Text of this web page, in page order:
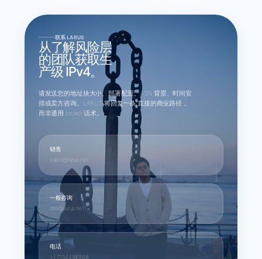
联系 LARUS
从了解风险层
的团队获取生
产级 IPv4。
请发送您的地址块大小、部署配置、ASN 背景、时间安
排或卖方咨询。LARUS 将回复一条 直接的商业路径，
而非通用 broker 话术。
销售
sales@larus.net
一般咨询
info@larus.net
电话
+1 7154498968